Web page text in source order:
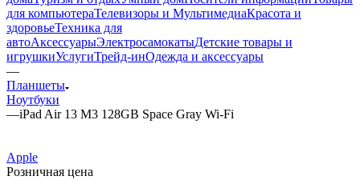
для компьютераТелевизоры и МультимедиаКрасота и
здоровьеТехника для
автоАксессуарыЭлектросамокатыДетские товары и
игрушкиУслугиТрейд-инОдежда и аксессуары
—
Планшеты
Ноутбуки
—iPad Air 13 M3 128GB Space Gray Wi-Fi
Apple
Розничная цена